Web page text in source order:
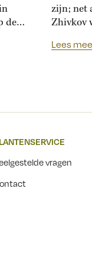
de
zijn; net
Zhivkov
1878.
Lees
vragen